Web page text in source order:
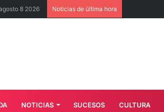
8 2026 Noticias de última hora
NOTICIAS SUCESOS CULTURA